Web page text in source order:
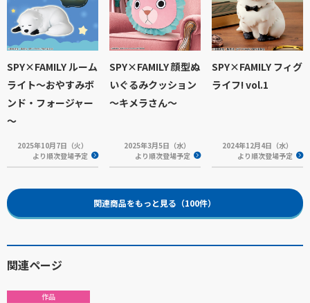
SPY×FAMILY ルーム
ライト～おやすみボ
ンド・フォージャー
～
2025年10月7日（火）
より順次登場予定
SPY×FAMILY 顔型ぬ
いぐるみクッション
～キメラさん～
2025年3月5日（水）
より順次登場予定
SPY×FAMILY フィグ
ライフ! vol.1
2024年12月4日（水）
より順次登場予定
関連商品をもっと見る（100件）
関連ページ
作品